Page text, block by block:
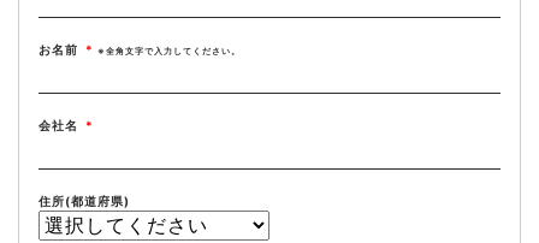
単な作業で終わる。
お名前 * ※全角文字で入力してください。
会社名 *
住所(都道府県)